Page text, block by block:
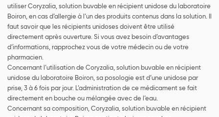
utiliser Coryzalia, solution buvable en récipient unidose du laboratoire
Boiron, en cas d’allergie à l’un des produits contenus dans la solution. Il
faut savoir que les récipients unidoses doivent être utilisé
directement après ouverture. Si vous avez besoin d’avantages
d’informations, rapprochez vous de votre médecin ou de votre
pharmacien.
Concernant l’utilisation de Coryzalia, solution buvable en récipient
unidose du laboratoire Boiron, sa posologie est d’une unidose par
prise, 3 à 6 fois par jour. L’administration de ce médicament se fait
directement en bouche ou mélangée avec de l’eau.
Concernant sa composition, Coryzalia, solution buvable en récipient